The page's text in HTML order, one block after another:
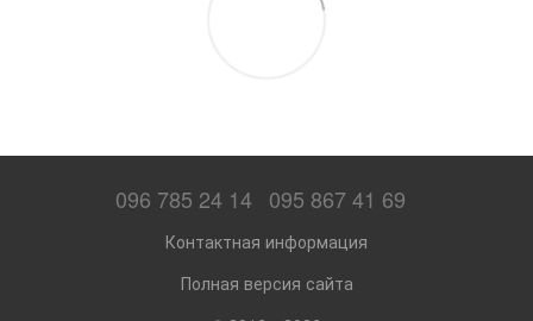
096 785 24 14 095 867 41 69
Контактная информация
Полная версия сайта